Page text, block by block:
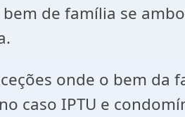
de família se
onde o bem da
caso IPTU e